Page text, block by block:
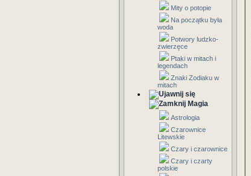
Mity o potopie
Na początku była
woda
Potwory ludzko-
zwierzęce
Ptaki w mitach i
legendach
Znaki Zodiaku w
mitach
Magia
Astrologia
Czarownice
Litewskie
Czary i czarownice
Czary i czarty
polskie